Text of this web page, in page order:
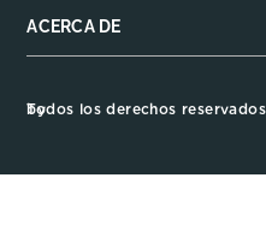
ACERCA DE
Todos los derechos reservados Time Square 2022 Empowered by